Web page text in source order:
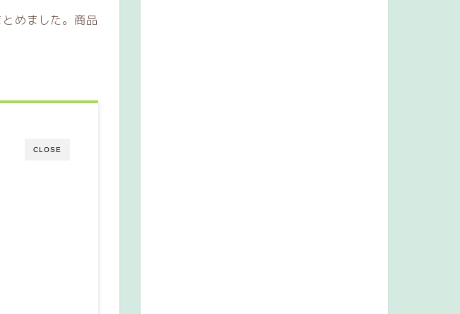
めました。商品
CLOSE